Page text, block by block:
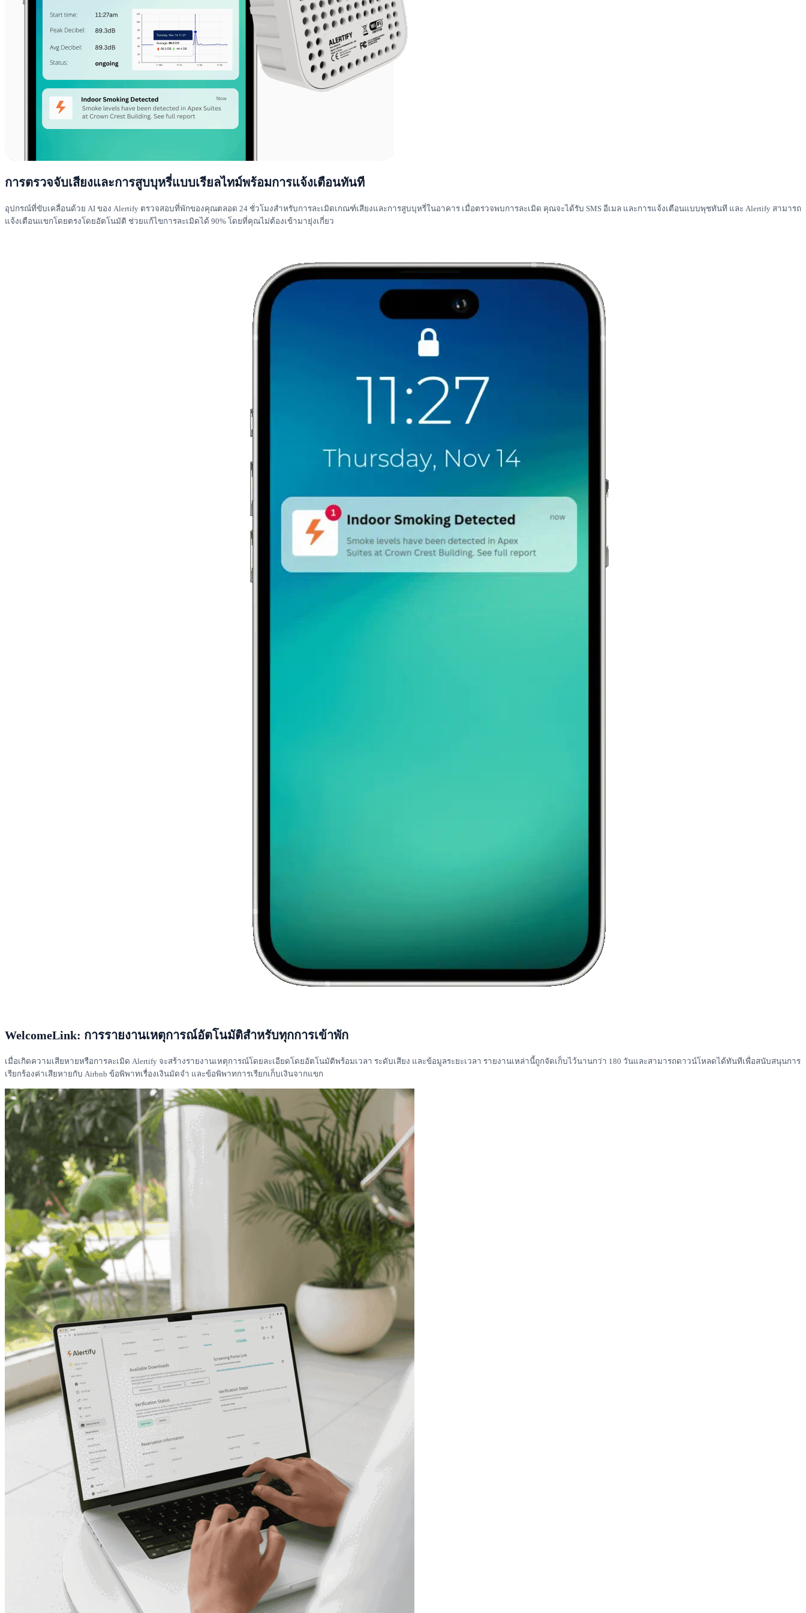
การตรวจจับเสียงและการสูบบุหรี่แบบเรียลไทม์พร้อมการแจ้งเตือนทันที
อุปกรณ์ที่ขับเคลื่อนด้วย AI ของ Alertify ตรวจสอบที่พักของคุณตลอด 24 ชั่วโมงสำหรับการละเมิดเกณฑ์เสียงและการสูบบุหรี่ในอาคาร เมื่อตรวจพบการละเมิด คุณจะได้รับ SMS อีเมล และการแจ้งเตือนแบบพุชทันที และ Alertify สามารถ
แจ้งเตือนแขกโดยตรงโดยอัตโนมัติ ช่วยแก้ไขการละเมิดได้ 90% โดยที่คุณไม่ต้องเข้ามายุ่งเกี่ยว
WelcomeLink: การรายงานเหตุการณ์อัตโนมัติสำหรับทุกการเข้าพัก
เมื่อเกิดความเสียหายหรือการละเมิด Alertify จะสร้างรายงานเหตุการณ์โดยละเอียดโดยอัตโนมัติพร้อมเวลา ระดับเสียง และข้อมูลระยะเวลา รายงานเหล่านี้ถูกจัดเก็บไว้นานกว่า 180 วันและสามารถดาวน์โหลดได้ทันทีเพื่อสนับสนุนการ
เรียกร้องค่าเสียหายกับ Airbnb ข้อพิพาทเรื่องเงินมัดจำ และข้อพิพาทการเรียกเก็บเงินจากแขก